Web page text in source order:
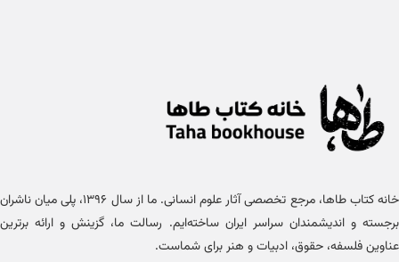
خانه کتاب طاها، مرجع تخصصی آثار علوم انسانی. ما از سال ۱۳۹۶، پلی میان ناشران
برجسته و اندیشمندان سراسر ایران ساخته‌ایم. رسالت ما، گزینش و ارائه برترین
عناوین فلسفه، حقوق، ادبیات و هنر برای شماست.